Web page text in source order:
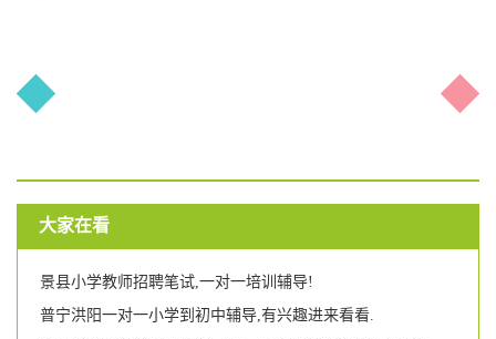
大家在看
景县小学教师招聘笔试,一对一培训辅导!
普宁洪阳一对一小学到初中辅导,有兴趣进来看看.